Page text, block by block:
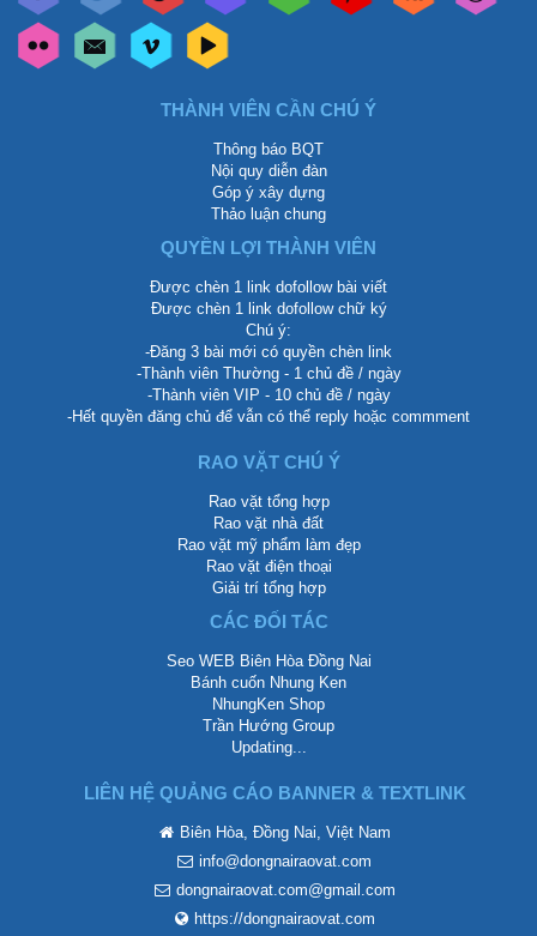
THÀNH VIÊN CẦN CHÚ Ý
Thông báo BQT
Nội quy diễn đàn
Góp ý xây dựng
Thảo luận chung
QUYỀN LỢI THÀNH VIÊN
Được chèn 1 link dofollow bài viết
Được chèn 1 link dofollow chữ ký
Chú ý:
-Đăng 3 bài mới có quyền chèn link
-Thành viên Thường - 1 chủ đề / ngày
-Thành viên VIP - 10 chủ đề / ngày
-Hết quyền đăng chủ để vẫn có thể reply hoặc commment
RAO VẶT CHÚ Ý
Rao vặt tổng hợp
Rao vặt nhà đất
Rao vặt mỹ phẩm làm đẹp
Rao vặt điện thoại
Giải trí tổng hợp
CÁC ĐỐI TÁC
Seo WEB Biên Hòa Đồng Nai
Bánh cuốn Nhung Ken
NhungKen Shop
Trần Hướng Group
Updating...
LIÊN HỆ QUẢNG CÁO BANNER & TEXTLINK
Biên Hòa, Đồng Nai, Việt Nam
info@dongnairaovat.com
dongnairaovat.com@gmail.com
https://dongnairaovat.com